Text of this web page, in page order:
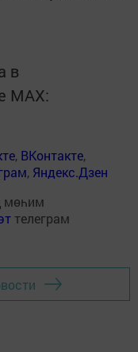
в
MАХ:
, ВКонтакте,
, Яндекс.Дзен
мөһим
телеграм